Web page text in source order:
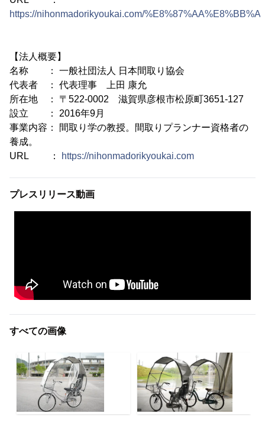
https://nihonmadorikyoukai.com/
【法人概要】
名称 ： 一般社団法人 日本間取り協会
代表者 ： 代表理事 上田 康允
所在地 ： 〒522-0002 滋賀県彦根市松原町3651-127
設立 ： 2016年9月
事業内容： 間取り学の教授。間取りプランナー資格者の
養成。
URL ：
https://nihonmadorikyoukai.com
プレスリリース動画
すべての画像